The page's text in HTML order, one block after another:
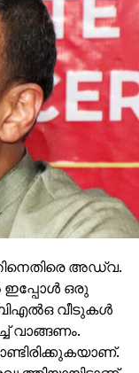
അഡ്വ.
ഇപ്പോള്‍ ഒരു
വീടുകള്‍
വാങ്ങണം.
ആളുകളെ
ഈ സമഗ്ര